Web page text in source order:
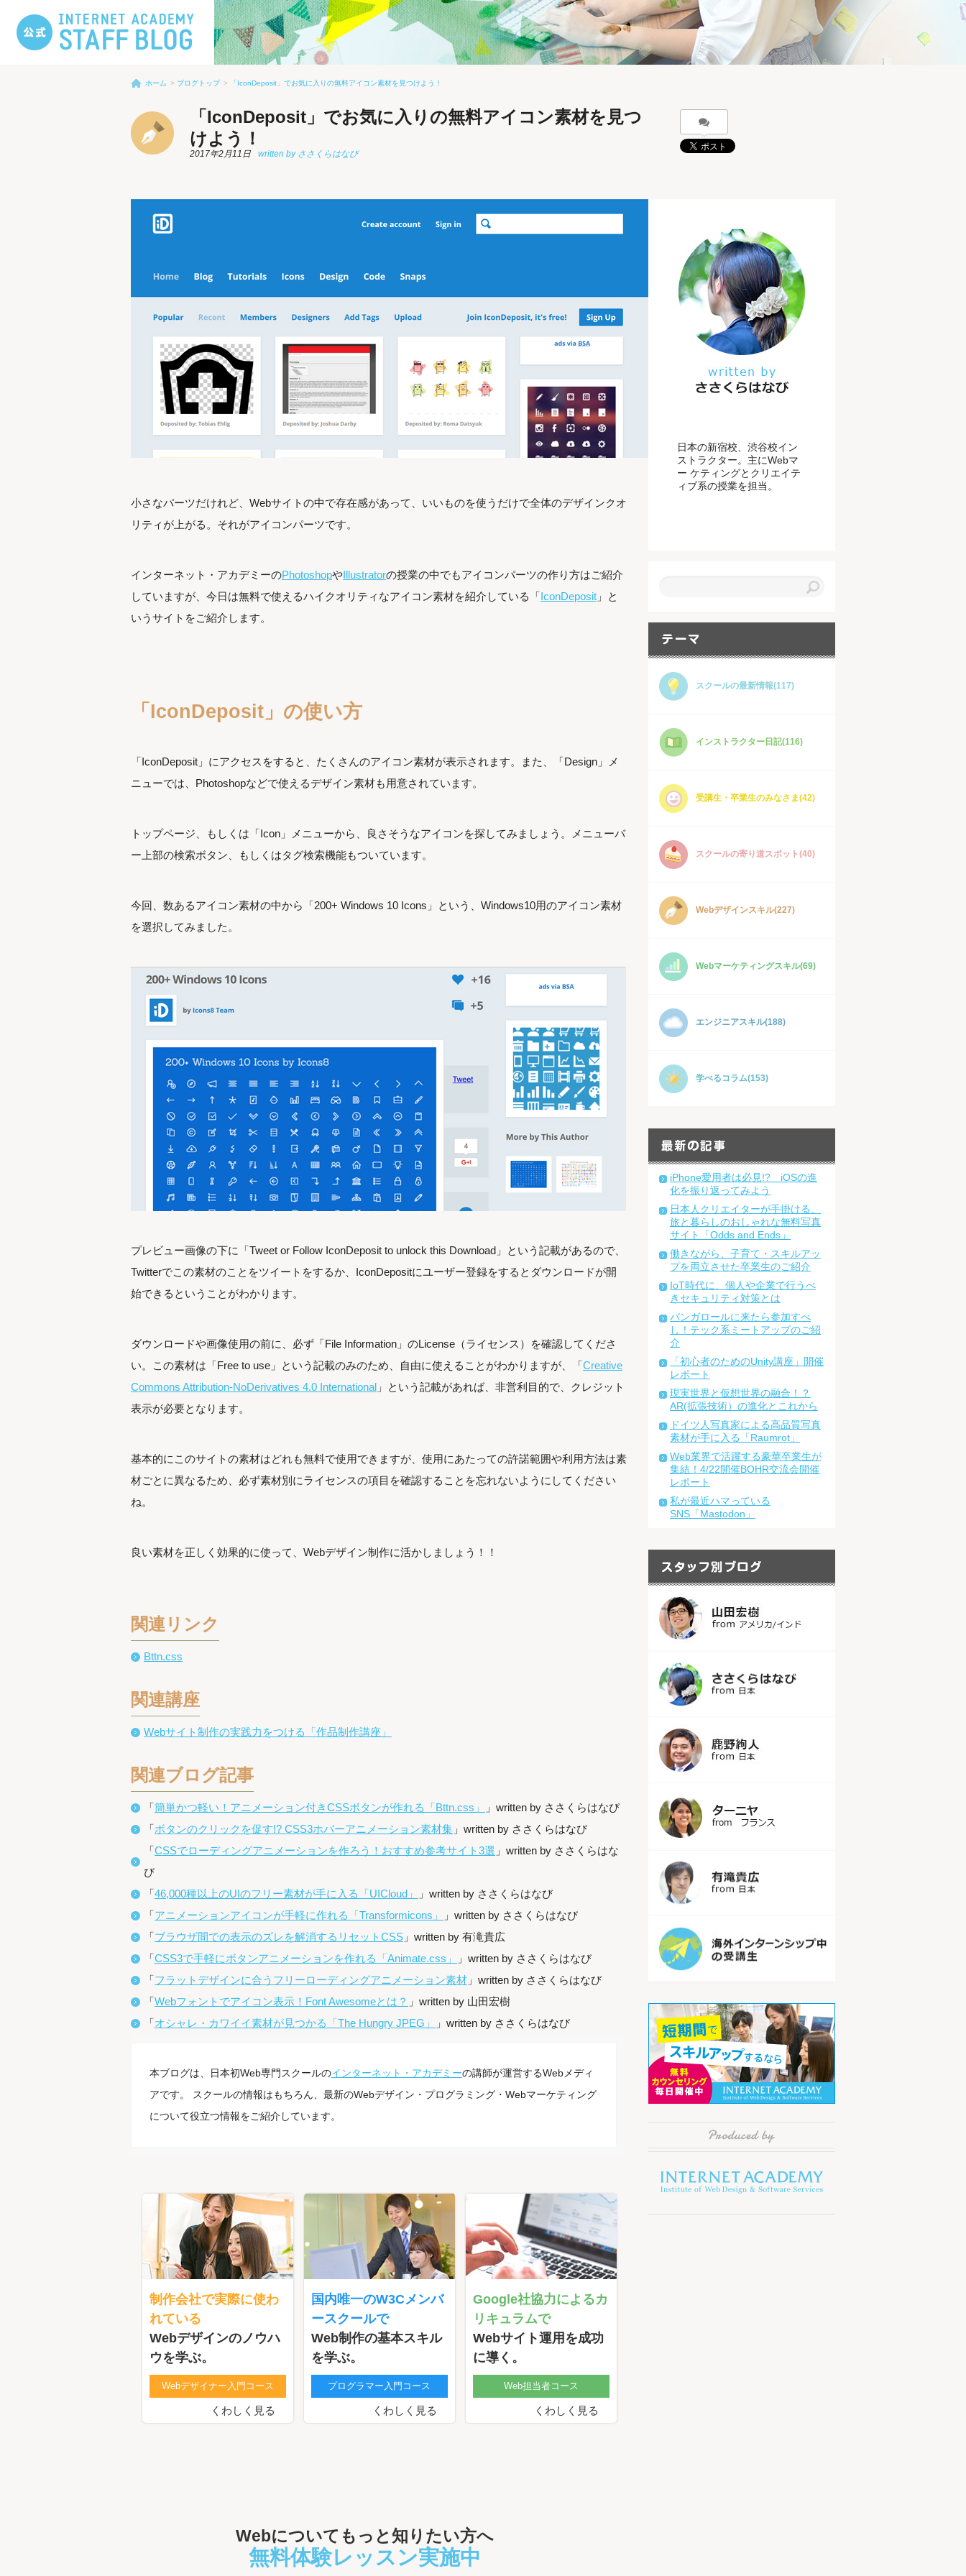
ホーム ブログトップ 「IconDeposit」でお気に入りの無料アイコン素材を見つけよう！
「IconDeposit」でお気に入りの無料アイコン素材を見つ
けよう！
2017年2月11日
小さなパーツだけれど、Webサイトの中で存在感があって、いいものを使うだけで全体のデザインクオ
リティが上がる。それがアイコンパーツです。
インターネット・アカデミーのPhotoshopやIllustratorの授業の中でもアイコンパーツの作り方はご紹介
していますが、今日は無料で使えるハイクオリティなアイコン素材を紹介している「IconDeposit 」と
いうサイトをご紹介します。
「IconDeposit」の使い方
「IconDeposit」にアクセスをすると、たくさんのアイコン素材が表示されます。また、「Design」メ
ニューでは、Photoshopなどで使えるデザイン素材も用意されています。
トップページ、もしくは「Icon」メニューから、良さそうなアイコンを探してみましょう。メニューバ
ー上部の検索ボタン、もしくはタグ検索機能もついています。
今回、数あるアイコン素材の中から「200+ Windows 10 Icons」という、Windows10用のアイコン素材
を選択してみました。
プレビュー画像の下に「Tweet or Follow IconDeposit to unlock this Download」という記載があるので、
Twitterでこの素材のことをツイートをするか、IconDepositにユーザー登録をするとダウンロードが開
始できるということがわかります。
ダウンロードや画像使用の前に、必ず「File Information」のLicense（ライセンス）を確認してくださ
い。この素材は「Free to use」という記載のみのため、自由に使えることがわかりますが、「Creative
Commons Attribution-NoDerivatives 4.0 International 」という記載があれば、非営利目的で、クレジット
表示が必要となります。
基本的にこのサイトの素材はどれも無料で使用できますが、使用にあたっての許諾範囲や利用方法は素
材ごとに異なるため、必ず素材別にライセンスの項目を確認することを忘れないようにしてください
ね。
良い素材を正しく効果的に使って、Webデザイン制作に活かしましょう！！
関連リンク
Bttn.css
関連講座
Webサイト制作の実践力をつける「作品制作講座」
関連ブログ記事
「簡単かつ軽い！アニメーション付きCSSボタンが作れる「Bttn.css」
」written by ささくらはなび
「ボタンのクリックを促す!? CSS3ホバーアニメーション素材集 」written by ささくらはなび
「CSSでローディングアニメーションを作ろう！おすすめ参考サイト3選 」written by ささくらはな
び
「46,000種以上のUIのフリー素材が手に入る「UICloud」
」written by ささくらはなび
「アニメーションアイコンが手軽に作れる「Transformicons」
」written by ささくらはなび
「ブラウザ間での表示のズレを解消するリセットCSS 」written by 有滝貴広
「CSS3で手軽にボタンアニメーションを作れる「Animate.css」
」written by ささくらはなび
「フラットデザインに合うフリーローディングアニメーション素材 」written by ささくらはなび
「Webフォントでアイコン表示！Font Awesomeとは？ 」written by 山田宏樹
「オシャレ・カワイイ素材が見つかる「The Hungry JPEG」 」written by ささくらはなび
本ブログは、日本初Web専門スクールのインターネット・アカデミーの講師が運営するWebメディ
アです。 スクールの情報はもちろん、最新のWebデザイン・プログラミング・Webマーケティング
について役立つ情報をご紹介しています。
制作会社で実際に使わ
れている
Webデザインのノウハ
ウを学ぶ。
Webデザイナー入門コース
くわしく見る
国内唯一のW3Cメンバ
ースクールで
Web制作の基本スキル
を学ぶ。
プログラマー入門コース
くわしく見る
Google社協力によるカ
リキュラムで
Webサイト運用を成功
に導く。
Web担当者コース
くわしく見る
Webについてもっと知りたい方へ
無料体験レッスン実施中
日本の新宿校、渋谷校イン
ストラクター。主にWebマ
ー ケティングとクリエイテ
ィブ系の授業を担当。
スクールの最新情報(117)
インストラクター日記(116)
受講生・卒業生のみなさま(42)
スクールの寄り道スポット(40)
Webデザインスキル(227)
Webマーケティングスキル(69)
エンジニアスキル(188)
学べるコラム(153)
iPhone愛用者は必見!? iOSの進
化を振り返ってみよう
日本人クリエイターが手掛ける、
旅と暮らしのおしゃれな無料写真
サイト「Odds and Ends」
働きながら、子育て・スキルアッ
プを両立させた卒業生のご紹介
IoT時代に、個人や企業で行うべ
きセキュリティ対策とは
バンガロールに来たら参加すべ
し！テック系ミートアップのご紹
介
「初心者のためのUnity講座」開催
レポート
現実世界と仮想世界の融合！？
AR(拡張技術）の進化とこれから
ドイツ人写真家による高品質写真
素材が手に入る「Raumrot」
Web業界で活躍する豪華卒業生が
集結！4/22開催BOHR交流会開催
レポート
私が最近ハマっている
SNS「Mastodon」